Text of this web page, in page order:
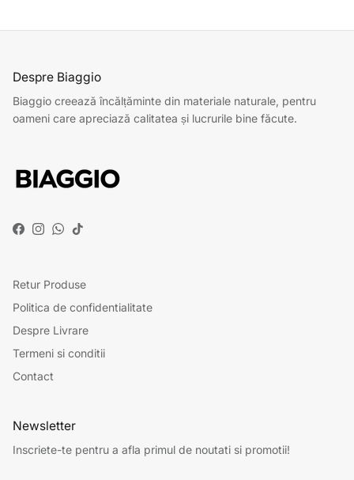
Despre Biaggio
Biaggio creează încălțăminte din materiale naturale, pentru
oameni care apreciază calitatea și lucrurile bine făcute.
Facebook
Instagram
WhatsApp
TikTok
Retur Produse
Politica de confidentialitate
Despre Livrare
Termeni si conditii
Contact
Newsletter
Inscriete-te pentru a afla primul de noutati si promotii!